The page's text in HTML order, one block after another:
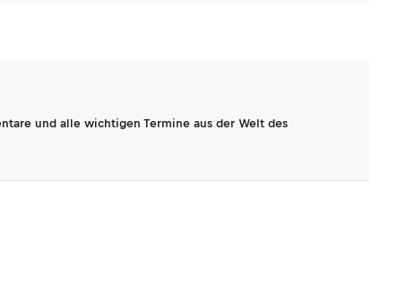
und alle wichtigen Termine aus der Welt des